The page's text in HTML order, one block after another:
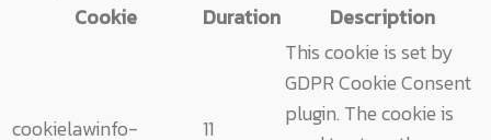
Cookie
Duration Description
cookielawinfo-
11
This cookie is set by
GDPR Cookie Consent
plugin. The cookie is